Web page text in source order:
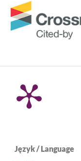
Język / Language